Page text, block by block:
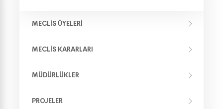
MECLIS ÜYELERI
MECLIS KARARLARI
MÜDÜRLÜKLER
PROJELER